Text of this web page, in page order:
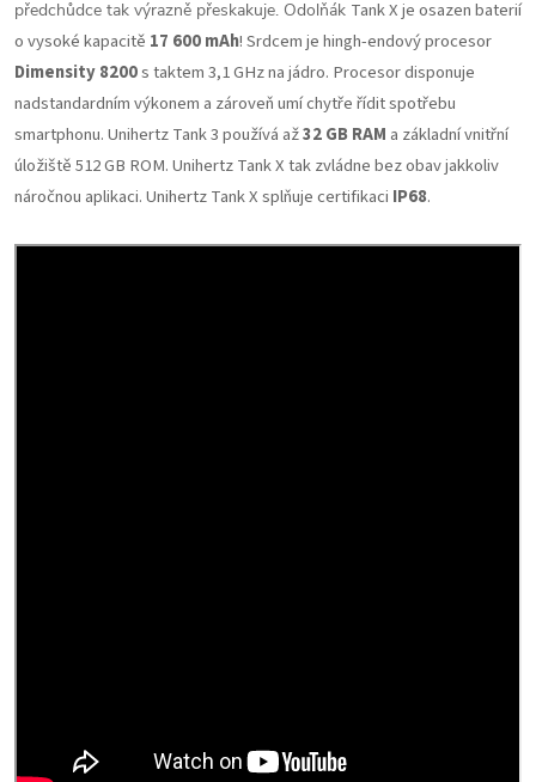
předchůdce tak výrazně přeskakuje. Odolňák Tank X je osazen baterií
o vysoké kapacitě 17 600 mAh! Srdcem je hingh-endový procesor
Dimensity 8200s taktem 3,1 GHz na jádro. Procesor disponuje
nadstandardním výkonem a zároveň umí chytře řídit spotřebu
smartphonu. Unihertz Tank 3 používá až32 GB RAM a základní vnitřní
úložiště 512 GB ROM. Unihertz Tank X tak zvládne bez obav jakkoliv
náročnou aplikaci. Unihertz Tank X splňuje certifikaci IP68.